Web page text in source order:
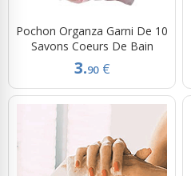
Pochon Organza Garni De 10
Savons Coeurs De Bain
3.90 €